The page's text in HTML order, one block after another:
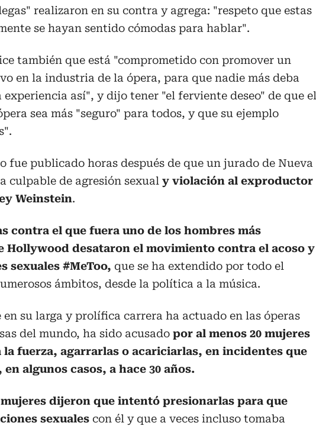
realizaron en su contra y agrega: "respeto que estas
se hayan sentido cómodas para hablar".
también que está "comprometido con promover un
en la industria de la ópera, para que nadie más deba
experiencia así", y dijo tener "el ferviente deseo" de que el
sea más "seguro" para todos, y que su ejemplo
fue publicado horas después de que un jurado de Nueva
culpable de agresión sexual y violación al exproductor
Weinstein.
contra el que fuera uno de los hombres más
Hollywood desataron el movimiento contra el acoso y
sexuales #MeToo, que se ha extendido por todo el
ámbitos, desde la política a la música.
en su larga y prolífica carrera ha actuado en las óperas
del mundo, ha sido acusado por al menos 20 mujeres
la fuerza, agarrarlas o acariciarlas, en incidentes que
algunos casos, a hace 30 años.
mujeres dijeron que intentó presionarlas para que
sexuales con él y que a veces incluso tomaba